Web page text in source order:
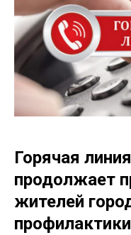
Горячая
продолжает
жителей